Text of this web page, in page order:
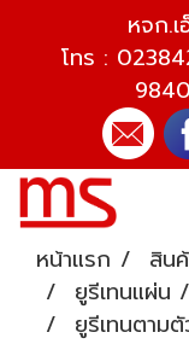
หจก.เ
โทร :
หน้าแรก
สิน
ยูรีเทนแผ่น
ยูรีเทนตาม